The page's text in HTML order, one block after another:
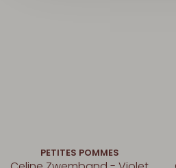
PETITES POMMES